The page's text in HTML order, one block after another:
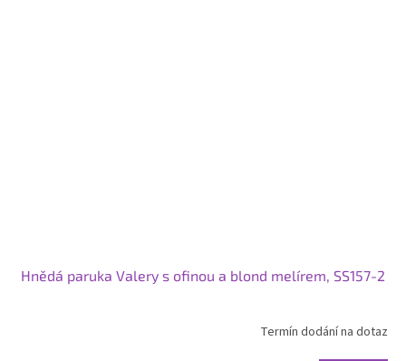
Hnědá paruka Valery s ofinou a blond melírem, SS157-2
Termín dodání na dotaz